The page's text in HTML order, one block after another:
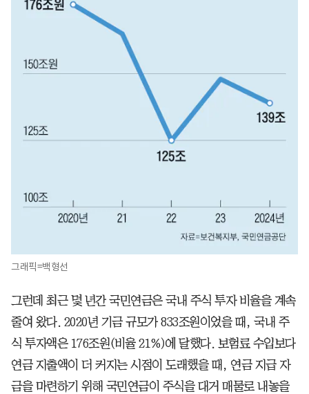
그래픽=백형선
그런데 최근 몇 년간 국민연금은 국내 주식 투자 비율을 계속
줄여 왔다. 2020년 기금 규모가 833조원이었을 때, 국내 주
식 투자액은 176조원(비율 21%)에 달했다. 보험료 수입보다
연금 지출액이 더 커지는 시점이 도래했을 때, 연금 지급 자
금을 마련하기 위해 국민연금이 주식을 대거 매물로 내놓을